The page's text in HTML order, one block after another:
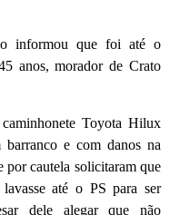
informou que foi até o
anos, morador de Crato
Toyota Hilux
e com danos na
cautela solicitaram que
até o PS para ser
dele alegar que não